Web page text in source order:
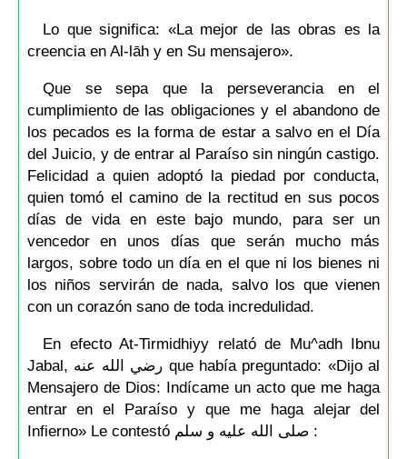
Lo que significa: «La mejor de las obras es la
creencia en Al-lāh y en Su mensajero».
Que se sepa que la perseverancia en el
cumplimiento de las obligaciones y el abandono de
los pecados es la forma de estar a salvo en el Día
del Juicio, y de entrar al Paraíso sin ningún castigo.
Felicidad a quien adoptó la piedad por conducta,
quien tomó el camino de la rectitud en sus pocos
días de vida en este bajo mundo, para ser un
vencedor en unos días que serán mucho más
largos, sobre todo un día en el que ni los bienes ni
los niños servirán de nada, salvo los que vienen
con un corazón sano de toda incredulidad.
En efecto At-Tirmidhiyy relató de Mu^adh Ibnu
Jabal, رضي الله عنه que había preguntado: «Dijo al
Mensajero de Dios: Indícame un acto que me haga
entrar en el Paraíso y que me haga alejar del
Infierno» Le contestó صلى الله عليه و سلم :